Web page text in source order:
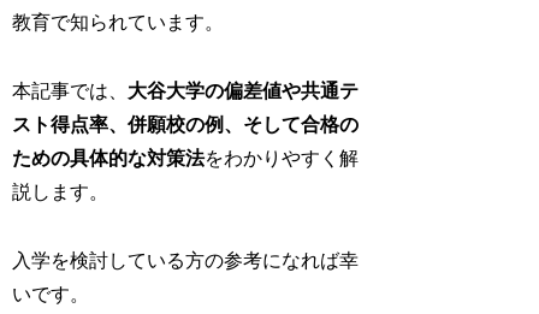
教育で知られています。
本記事では、 大谷大学の偏差値や共通テ
スト得点率、併願校の例、そして合格の
ための具体的な対策法をわかりやすく解
説します。
入学を検討している方の参考になれば幸
いです。